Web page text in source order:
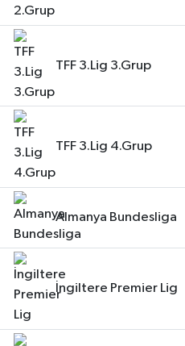
TFF 3.Lig 3.Grup
TFF 3.Lig 4.Grup
Almanya Bundesliga
İngiltere Premier Lig